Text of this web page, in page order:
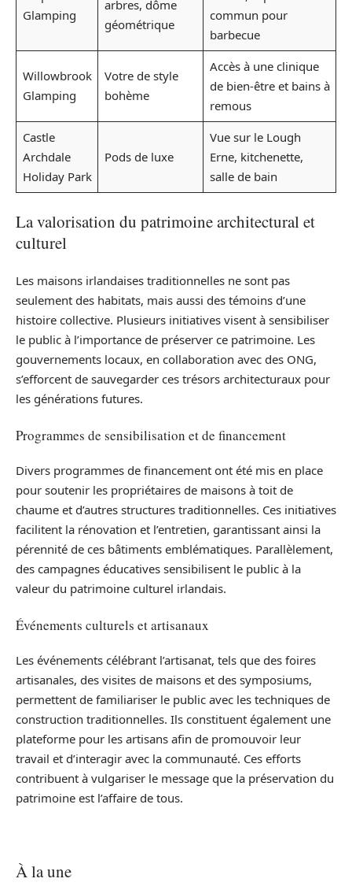
Glamping
arbres, dôme
géométrique
commun pour
barbecue
Willowbrook
Glamping
Votre de style
bohème
Accès à une clinique
de bien-être et bains à
remous
Castle
Archdale
Holiday Park
Pods de luxe
Vue sur le Lough
Erne, kitchenette,
salle de bain
La valorisation du patrimoine architectural et
culturel
Les maisons irlandaises traditionnelles ne sont pas
seulement des habitats, mais aussi des témoins d’une
histoire collective. Plusieurs initiatives visent à sensibiliser
le public à l’importance de préserver ce patrimoine. Les
gouvernements locaux, en collaboration avec des ONG,
s’efforcent de sauvegarder ces trésors architecturaux pour
les générations futures.
Programmes de sensibilisation et de financement
Divers programmes de financement ont été mis en place
pour soutenir les propriétaires de maisons à toit de
chaume et d’autres structures traditionnelles. Ces initiatives
facilitent la rénovation et l’entretien, garantissant ainsi la
pérennité de ces bâtiments emblématiques. Parallèlement,
des campagnes éducatives sensibilisent le public à la
valeur du patrimoine culturel irlandais.
Événements culturels et artisanaux
Les événements célébrant l’artisanat, tels que des foires
artisanales, des visites de maisons et des symposiums,
permettent de familiariser le public avec les techniques de
construction traditionnelles. Ils constituent également une
plateforme pour les artisans afin de promouvoir leur
travail et d’interagir avec la communauté. Ces efforts
contribuent à vulgariser le message que la préservation du
patrimoine est l’affaire de tous.
À la une